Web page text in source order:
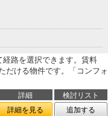
路を選択できます。賃料
だける物件です。「コンフォ
詳細
検討リスト
詳細を見る 追加する